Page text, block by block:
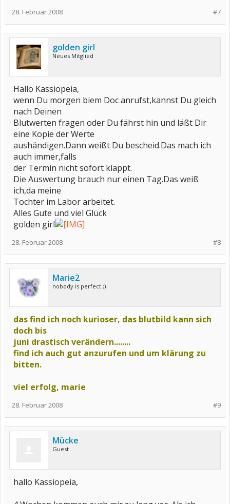
#7
28. Februar 2008
golden girl
Neues Mitglied
Hallo Kassiopeia,
wenn Du morgen biem Doc anrufst,kannst Du gleich
nach Deinen
Blutwerten fragen oder Du fährst hin und läßt Dir
eine Kopie der Werte
aushändigen.Dann weißt Du bescheid.Das mach ich
auch immer,falls
der Termin nicht sofort klappt.
Die Auswertung brauch nur einen Tag.Das weiß
ich,da meine
Tochter im Labor arbeitet.
Alles Gute und viel Glück
golden girl
#8
28. Februar 2008
Marie2
nobody is perfect ;)
das find ich noch kurioser, das blutbild kann sich
doch bis
juni drastisch verändern........
find ich auch gut anzurufen und um klärung zu
bitten.
viel erfolg, marie
#9
28. Februar 2008
Mücke
Guest
hallo Kassiopeia,